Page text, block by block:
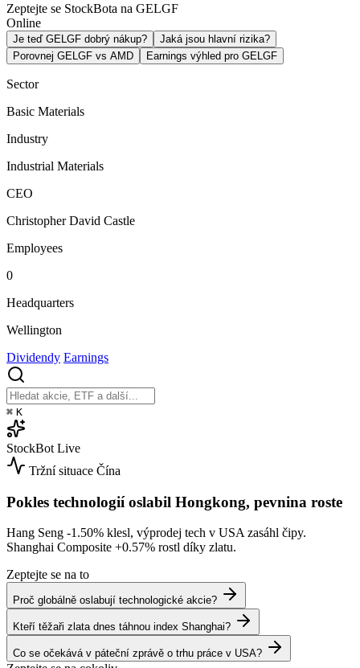
Zeptejte se StockBota na GELGF
Online
Je teď GELGF dobrý nákup?
Jaká jsou hlavní rizika?
Porovnej GELGF vs AMD
Earnings výhled pro GELGF
Sector
Basic Materials
Industry
Industrial Materials
CEO
Christopher David Castle
Employees
0
Headquarters
Wellington
Dividendy Earnings
⌘ K
StockBot Live
Tržní situace Čína
Pokles technologií oslabil Hongkong, pevnina roste
Hang Seng -1.50% klesl, výprodej tech v USA zasáhl čipy.
Shanghai Composite +0.57% rostl díky zlatu.
Zeptejte se na to
Proč globálně oslabují technologické akcie?
Kteří těžaři zlata dnes táhnou index Shanghai?
Co se očekává v páteční zprávě o trhu práce v USA?